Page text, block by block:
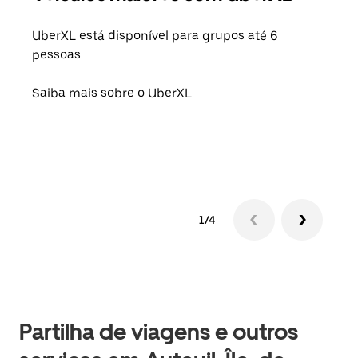
UberXL está disponível para grupos até 6
pessoas.
Saiba mais sobre o UberXL
1/4
Partilha de viagens e outros